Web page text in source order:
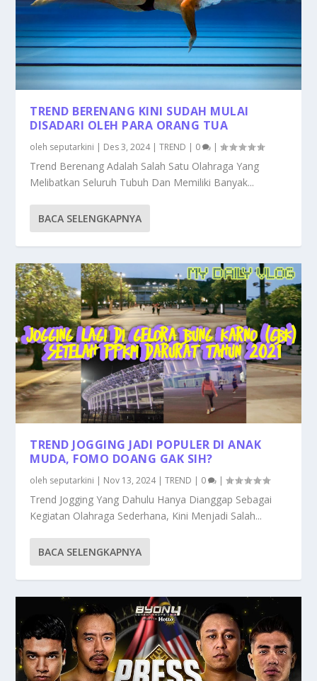
TREND BERENANG KINI SUDAH MULAI
DISADARI OLEH PARA ORANG TUA
oleh seputarkini | Des 3, 2024|TREND | 0 |
Trend Berenang Adalah Salah Satu Olahraga Yang
Melibatkan Seluruh Tubuh Dan Memiliki Banyak...
BACA SELENGKAPNYA
TREND JOGGING JADI POPULER DI ANAK
MUDA, FOMO DOANG GAK SIH?
oleh seputarkini | Nov 13, 2024|TREND | 0 |
Trend Jogging Yang Dahulu Hanya Dianggap Sebagai
Kegiatan Olahraga Sederhana, Kini Menjadi Salah...
BACA SELENGKAPNYA